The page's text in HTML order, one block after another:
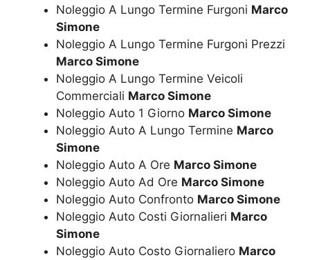
Noleggio A Lungo Termine Furgoni Marco
Simone
Noleggio A Lungo Termine Furgoni Prezzi
Marco Simone
Noleggio A Lungo Termine Veicoli
Commerciali Marco Simone
Noleggio Auto 1 Giorno Marco Simone
Noleggio Auto A Lungo Termine Marco
Simone
Noleggio Auto A Ore Marco Simone
Noleggio Auto Ad Ore Marco Simone
Noleggio Auto Confronto Marco Simone
Noleggio Auto Costi Giornalieri Marco
Simone
Noleggio Auto Costo Giornaliero Marco